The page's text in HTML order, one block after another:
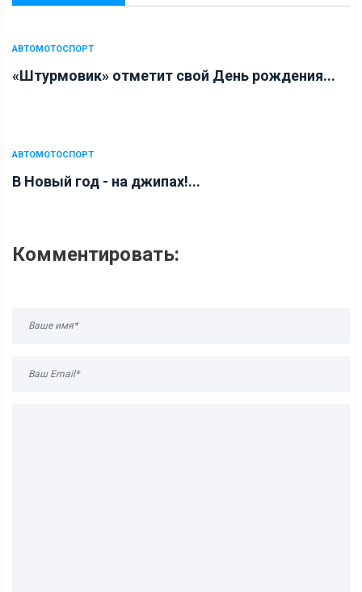
АВТОМОТОСПОРТ
«Штурмовик» отметит свой День рождения...
АВТОМОТОСПОРТ
В Новый год - на джипах!...
Комментировать: